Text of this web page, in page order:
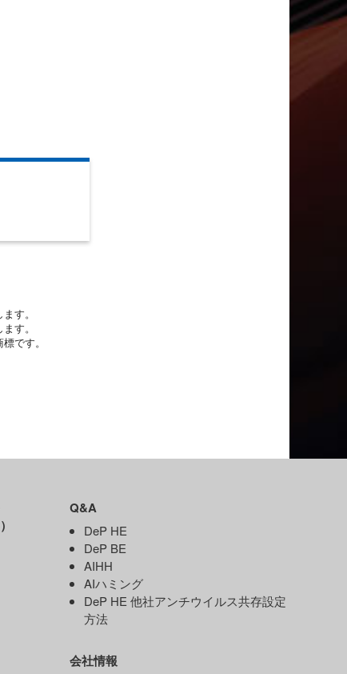
す。
す。
です。
Q&A
DeP HE
DeP BE
AIHH
AIハミング
DeP HE 他社アンチウイルス共存設定
方法
会社情報